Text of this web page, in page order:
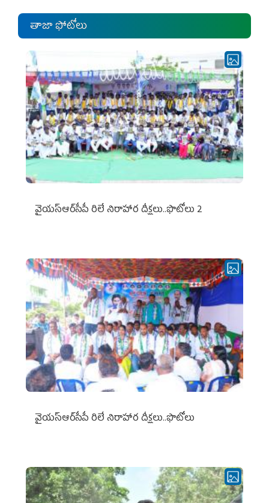
తాజా ఫోటోలు
వైయ‌స్ఆర్‌సీపీ రిలే నిరాహార దీక్షలు..ఫొటోలు 2
వైయ‌స్ఆర్‌సీపీ రిలే నిరాహార దీక్షలు..ఫొటోలు